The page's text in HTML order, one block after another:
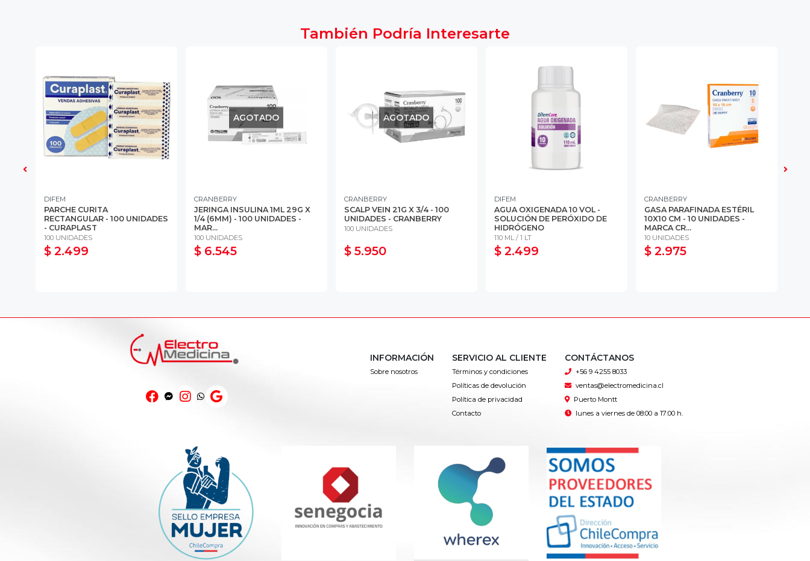
También Podría Interesarte
DIFEM
PARCHE CURITA
RECTANGULAR - 100 UNIDADES
- CURAPLAST
100 UNIDADES
$ 2.499
AGOTADO
CRANBERRY
JERINGA INSULINA 1ML 29G X
1/4 (6MM) - 100 UNIDADES -
MAR...
100 UNIDADES
$ 6.545
AGOTADO
CRANBERRY
SCALP VEIN 21G X 3/4 - 100
UNIDADES - CRANBERRY
100 UNIDADES
$ 5.950
DIFEM
AGUA OXIGENADA 10 VOL -
SOLUCIÓN DE PERÓXIDO DE
HIDRÓGENO
110 ML / 1 LT
$ 2.499
CRANBERRY
GASA PARAFINADA ESTÉRIL
10X10 CM - 10 UNIDADES -
MARCA CR...
10 UNIDADES
$ 2.975
INFORMACIÓN
Sobre nosotros
SERVICIO AL CLIENTE
Términos y condiciones
Políticas de devolución
Política de privacidad
Contacto
CONTÁCTANOS
+56 9 4255 8033
ventas@electromedicina.cl
Puerto Montt
lunes a viernes de 08:00 a 17:00 h.